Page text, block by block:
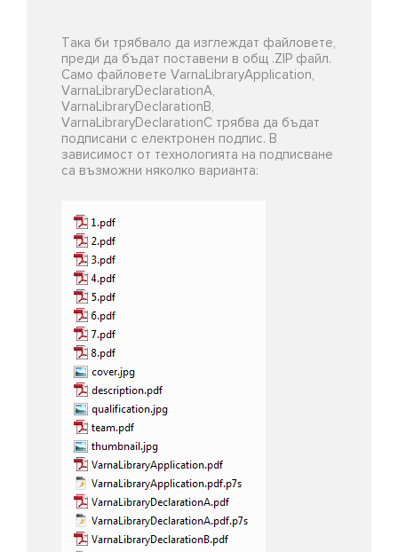
Така би трябвало да изглеждат файловете,
преди да бъдат поставени в общ .ZIP файл.
Само файловете VarnaLibraryApplication,
VarnaLibraryDeclarationA,
VarnaLibraryDeclarationB,
VarnaLibraryDeclarationC трябва да бъдат
подписани с електронен подпис. В
зависимост от технологията на подписване
са възможни няколко варианта: